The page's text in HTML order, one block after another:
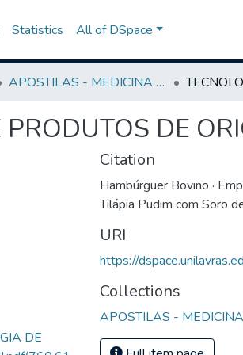
Statistics All of DSpace
APOSTILAS - MEDICINA VETERINÁRIA
DE
DE
Citation
Hambúrguer Bovino ·
Tilápia Pudim com Soro
URI
https://
Collections
APOSTILAS -